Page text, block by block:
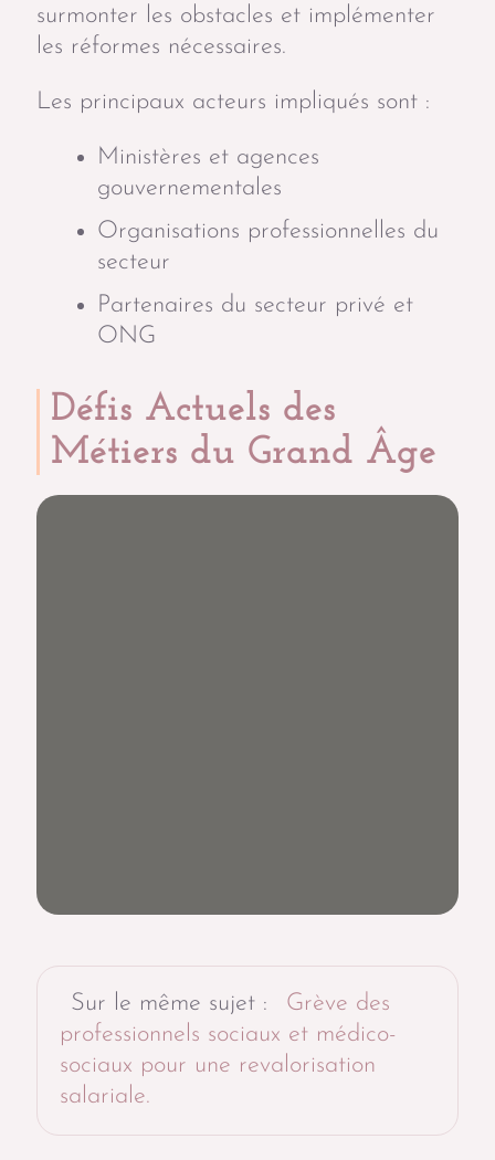
surmonter les obstacles et implémenter
les réformes nécessaires.
Les principaux acteurs impliqués sont :
Ministères et agences
gouvernementales
Organisations professionnelles du
secteur
Partenaires du secteur privé et
ONG
Défis Actuels des
Métiers du Grand Âge
Sur le même sujet :
Grève des
professionnels sociaux et médico-
sociaux pour une revalorisation
salariale.